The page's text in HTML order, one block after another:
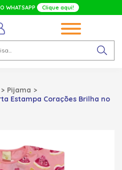
WHATSAPP Clique aqui!
Pijama
Estampa Corações Brilha no